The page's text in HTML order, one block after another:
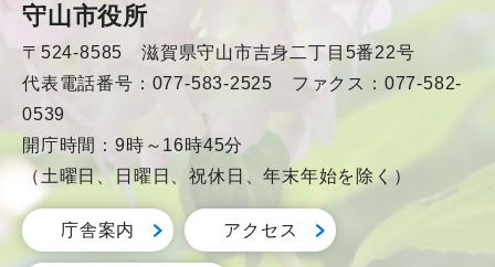
守山市役所
〒524-8585 滋賀県守山市吉身二丁目5番22号
代表電話番号：077-583-2525 ファクス：077-582-
0539
開庁時間：9時～16時45分
（土曜日、日曜日、祝休日、年末年始を除く）
庁舎案内 アクセス